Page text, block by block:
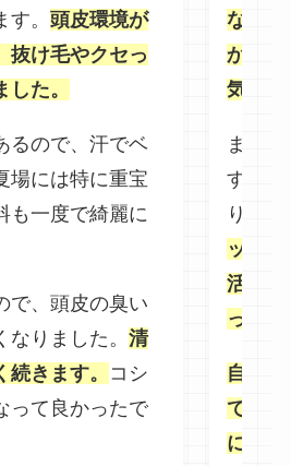
。 頭皮環境が
抜け毛やクセっ
た。
るので、汗でベ
場には特に重宝
も一度で綺麗に
で、頭皮の臭い
りました。 清
きます。
コシ
って良かったで
ながら
かりと
気に入
また
するの
りも
ッケ
活感が
って
自分
で、
に入っ